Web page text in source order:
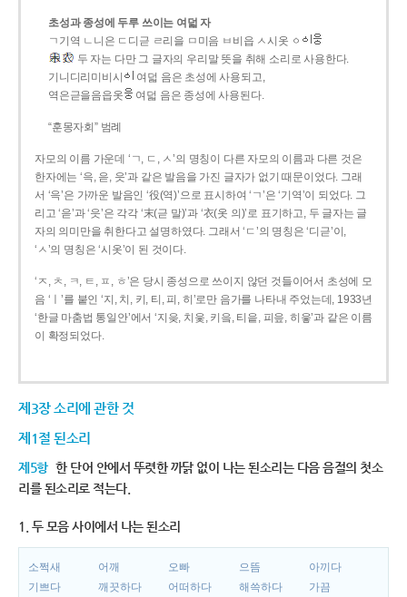
초성과 종성에 두루 쓰이는 여덟 자
ㄱ기역 ㄴ니은 ㄷ디귿 ㄹ리을 ㅁ미음 ㅂ비읍 ㅅ시옷 ㆁ
두 자는 다만 그 글자의 우리말 뜻을 취해 소리로 사용한다.
기니디리미비시
여덟 음은 초성에 사용되고,
역은귿을음읍옷
여덟 음은 종성에 사용된다.
“훈몽자회” 범례
자모의 이름 가운데 ‘ㄱ, ㄷ, ㅅ’의 명칭이 다른 자모의 이름과 다른 것은
한자에는 ‘윽, 읃, 읏’과 같은 발음을 가진 글자가 없기 때문이었다. 그래
서 ‘윽’은 가까운 발음인 ‘役(역)’으로 표시하여 ‘ㄱ’은 ‘기역’이 되었다. 그
리고 ‘읃’과 ‘읏’은 각각 ‘末(귿 말)’과 ‘衣(옷 의)’로 표기하고, 두 글자는 글
자의 의미만을 취한다고 설명하였다. 그래서 ‘ㄷ’의 명칭은 ‘디귿’이,
‘ㅅ’의 명칭은 ‘시옷’이 된 것이다.
‘ㅈ, ㅊ, ㅋ, ㅌ, ㅍ, ㅎ’은 당시 종성으로 쓰이지 않던 것들이어서 초성에 모
음 ‘ㅣ’를 붙인 ‘지, 치, 키, 티, 피, 히’로만 음가를 나타내 주었는데, 1933년
‘한글 마춤법 통일안’에서 ‘지읒, 치읓, 키읔, 티읕, 피읖, 히읗’과 같은 이름
이 확정되었다.
제3장 소리에 관한 것
제1절 된소리
제5항 한 단어 안에서 뚜렷한 까닭 없이 나는 된소리는 다음 음절의 첫소
리를 된소리로 적는다.
1. 두 모음 사이에서 나는 된소리
소쩍새 어깨 오빠 으뜸
아끼다
기쁘다
깨끗하다 어떠하다 해쓱하다
가끔